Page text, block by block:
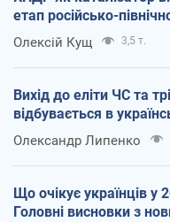
етап російсько-
Олексій Кущ 3,5 т.
Вихід до еліти ЧС та
відбувається в
Олександр Липенко
Що очікує українців у
Головні висновки з